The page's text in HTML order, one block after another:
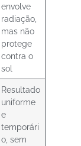
envolve
radiação,
mas não
protege
contra o
sol
Resultado
uniforme
e
temporári
o, sem